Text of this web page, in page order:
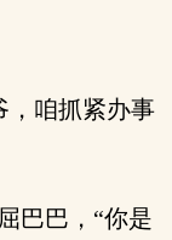
咱抓紧办事
巴巴，“你是